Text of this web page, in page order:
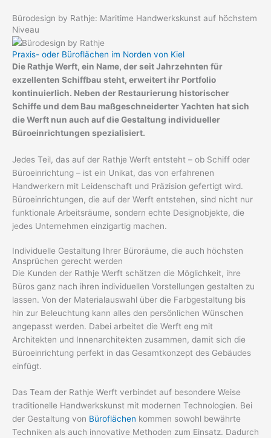
Bürodesign by Rathje: Maritime Handwerkskunst auf höchstem
Niveau
Praxis- oder Büroflächen im Norden von Kiel
Die Rathje Werft, ein Name, der seit Jahrzehnten für
exzellenten Schiffbau steht, erweitert ihr Portfolio
kontinuierlich. Neben der Restaurierung historischer
Schiffe und dem Bau maßgeschneiderter Yachten hat sich
die Werft nun auch auf die Gestaltung individueller
Büroeinrichtungen spezialisiert.
Jedes Teil, das auf der Rathje Werft entsteht – ob Schiff oder
Büroeinrichtung – ist ein Unikat, das von erfahrenen
Handwerkern mit Leidenschaft und Präzision gefertigt wird.
Büroeinrichtungen, die auf der Werft entstehen, sind nicht nur
funktionale Arbeitsräume, sondern echte Designobjekte, die
jedes Unternehmen einzigartig machen.
Individuelle Gestaltung Ihrer Büroräume, die auch höchsten
Ansprüchen gerecht werden
Die Kunden der Rathje Werft schätzen die Möglichkeit, ihre
Büros ganz nach ihren individuellen Vorstellungen gestalten zu
lassen. Von der Materialauswahl über die Farbgestaltung bis
hin zur Beleuchtung kann alles den persönlichen Wünschen
angepasst werden. Dabei arbeitet die Werft eng mit
Architekten und Innenarchitekten zusammen, damit sich die
Büroeinrichtung perfekt in das Gesamtkonzept des Gebäudes
einfügt.
Das Team der Rathje Werft verbindet auf besondere Weise
traditionelle Handwerkskunst mit modernen Technologien. Bei
der Gestaltung von Büroflächen kommen sowohl bewährte
Techniken als auch innovative Methoden zum Einsatz. Dadurch